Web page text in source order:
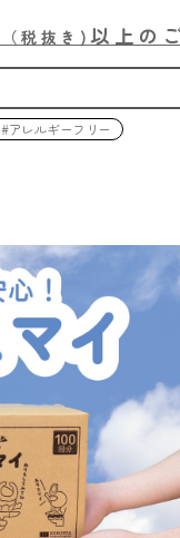
（税抜き)以上の
#アレルギーフリー